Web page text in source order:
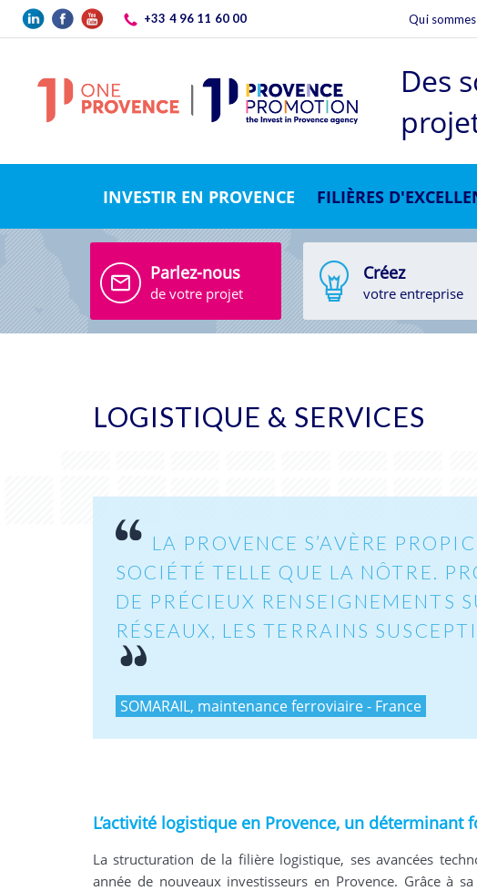
Aller au contenu principal+33 4 96 11 60 00 Qui
Des
INVESTIR EN PROVENCE FILIÈRES
Parlez-nous
de votre projet
Créez
votre entreprise
LOGISTIQUE & SERVICES
LA PROVENCE S’AVÈRE
SOCIÉTÉ TELLE QUE LA NÔTRE.
DE PRÉCIEUX RENSEIGNEMENTS
RÉSEAUX, LES TERRAINS
SOMARAIL, maintenance ferroviaire - France
L’activité logistique en Provence, un
La structuration de la filière logistique, ses avancées
année de nouveaux investisseurs en Provence. Grâce à